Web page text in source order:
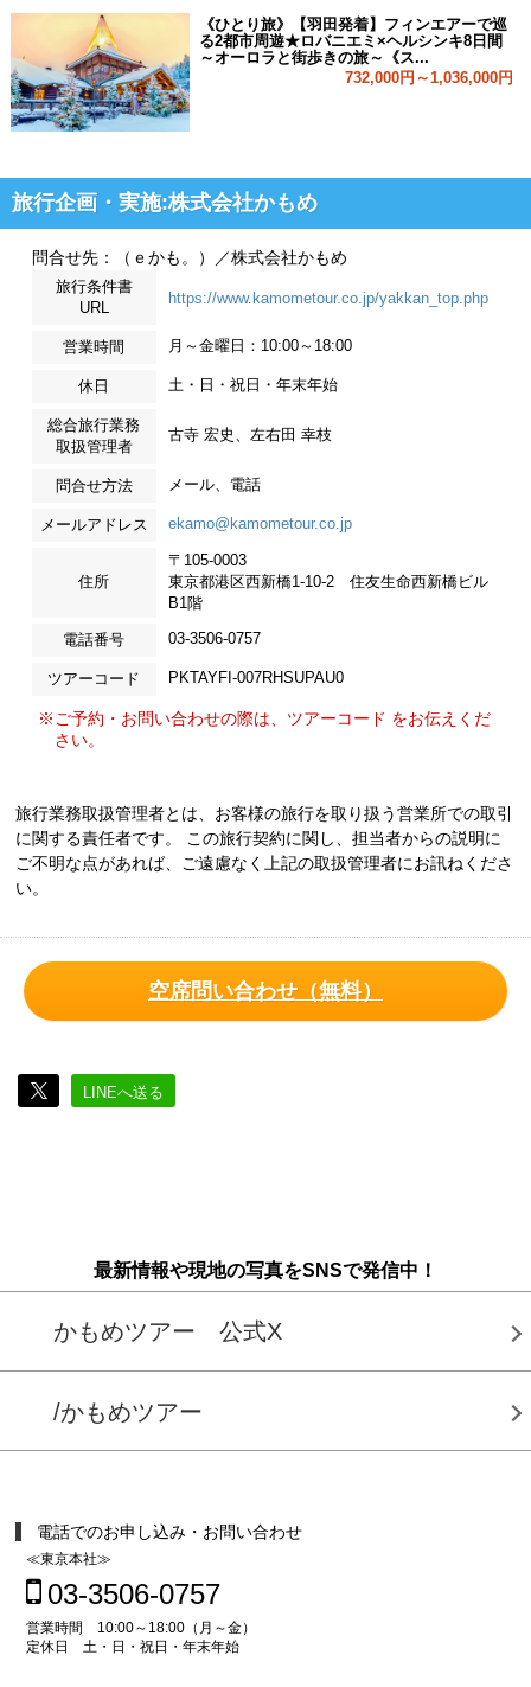
《ひとり旅》【羽田発着】フィンエアーで巡
る2都市周遊★ロバニエミ×ヘルシンキ8日間
～オーロラと街歩きの旅～《ス...
732,000円～1,036,000円
旅行企画・実施:株式会社かもめ
問合せ先：（ｅかも。）／株式会社かもめ
旅行条件書
URL
https://www.kamometour.co.jp/yakkan_top.php
営業時間 月～金曜日：10:00～18:00
休日 土・日・祝日・年末年始
総合旅行業務
取扱管理者
古寺 宏史、左右田 幸枝
問合せ方法 メール、電話
メールアドレス ekamo@kamometour.co.jp
住所
〒105-0003
東京都港区西新橋1-10-2 住友生命西新橋ビル
B1階
電話番号 03-3506-0757
ツアーコード PKTAYFI-007RHSUPAU0
※ご予約・お問い合わせの際は、ツアーコード をお伝えくだ
さい。
旅行業務取扱管理者とは、お客様の旅行を取り扱う営業所での取引
に関する責任者です。 この旅行契約に関し、担当者からの説明に
ご不明な点があれば、ご遠慮なく上記の取扱管理者にお訊ねくださ
い。
空席問い合わせ（無料）
LINEへ送る
最新情報や現地の写真をSNSで発信中！
かもめツアー 公式X
/かもめツアー
電話でのお申し込み・お問い合わせ
≪東京本社≫
03-3506-0757
営業時間 10:00～18:00（月～金）
定休日 土・日・祝日・年末年始